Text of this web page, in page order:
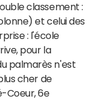
classement :
et celui des
: l'école
pour la
palmarès n'est
cher de
Coeur, 6e